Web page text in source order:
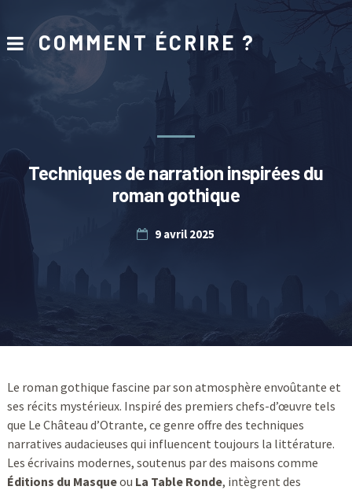
COMMENT ÉCRIRE ?
Techniques de narration inspirées du
roman gothique
9 avril 2025
Le roman gothique fascine par son atmosphère envoûtante et
ses récits mystérieux. Inspiré des premiers chefs-d’œuvre tels
que Le Château d’Otrante, ce genre offre des techniques
narratives audacieuses qui influencent toujours la littérature.
Les écrivains modernes, soutenus par des maisons comme
Éditions du Masqueou La Table Ronde, intègrent des